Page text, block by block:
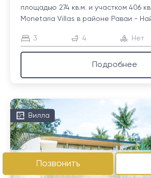
площадью 274 кв.м. и участком 406
Monetaria Villas в районе Раваи -
3 4 Нет
Подробнее
Вилла
Позвонить